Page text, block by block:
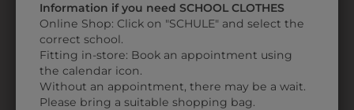
ZULETZT ANGESEHEN
Information if you need SCHOOL CLOTHES
Online Shop: Click on "SCHULE" and select the
correct school.
Fitting in-store: Book an appointment using
the calendar icon.
Without an appointment, there may be a wait.
Please bring a suitable shopping bag.